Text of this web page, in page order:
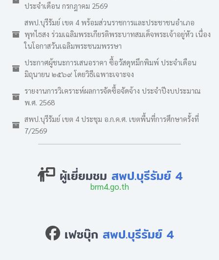
ประจำเดือน กรกฎาคม 2569
สพป.บุรีรัมย์ เขต 4 พร้อมส่วนราชการและประชาชนอำเภอ
พุทไธสง ร่วมเฉลิมพระเกียรติพระบาทสมเด็จพระเจ้าอยู่หัว เนื่อง
ในโอกาสวันเฉลิมพระชนมพรรษา
ประกาศผู้ชนะการเสนอราคา ซื้อวัสดุหมึกพิมพ์ ประจำเดือน
มิถุนายน ๒๕๖๙ โดยวิธีเฉพาะเจาะจง
รายงานการวิเคราะห์ผลการจัดซื้อจัดจ้าง ประจำปีงบประมาณ
พ.ศ. 2568
สพป.บุรีรัมย์ เขต 4 ประชุม อ.ก.ค.ศ. เขตพื้นที่การศึกษาครั้งที่
7/2569
ผู้เยี่ยมชม สพป.บุรีรัมย์ 4
brm4.go.th
เฟซบุ๊ก สพป.บุรีรัมย์ 4